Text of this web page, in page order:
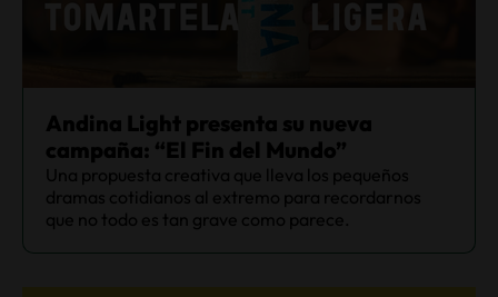
Andina Light presenta su nueva
campaña: “El Fin del Mundo”
Una propuesta creativa que lleva los pequeños
dramas cotidianos al extremo para recordarnos
que no todo es tan grave como parece.